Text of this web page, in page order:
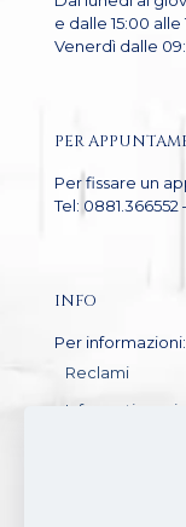
e dalle 15:00 alle
Venerdì dalle
PER
Per fissare un
Tel: 0881.366552
INFO
Per
Reclami
Informativa
Arbitro